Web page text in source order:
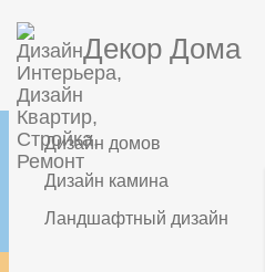
Декор Дома
Дизайн домов
Дизайн камина
Ландшафтный дизайн